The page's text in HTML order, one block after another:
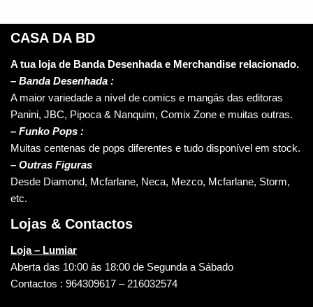
CASA DA BD
A tua loja de Banda Desenhada e Merchandise relacionado.
– Banda Desenhada :
A maior variedade a nível de comics e mangás das editoras
Panini, JBC, Pipoca & Nanquim, Comix Zone e muitas outras.
– Funko Pops :
Muitas centenas de pops diferentes e tudo disponível em stock.
– Outras Figuras
Desde Diamond, Mcfarlane, Neca, Mezco, Mcfarlane, Storm,
etc.
Lojas & Contactos
Loja – Lumiar
Aberta das 10:00 às 18:00 de Segunda a Sábado
Contactos : 964309617 – 216032574